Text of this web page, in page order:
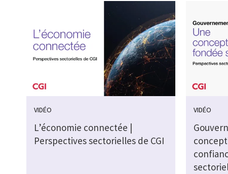
VIDÉO
L’économie connectée |
Perspectives sectorielles de CGI
VIDÉO